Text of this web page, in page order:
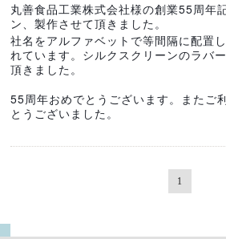
丸善食品工業株式会社様の創業55周年
ン、製作させて頂きました。
社名をアルファベットで等間隔に配置
れています。シルクスクリーンのラバ
頂きました。
55周年おめでとうございます。またご
とうございました。
1